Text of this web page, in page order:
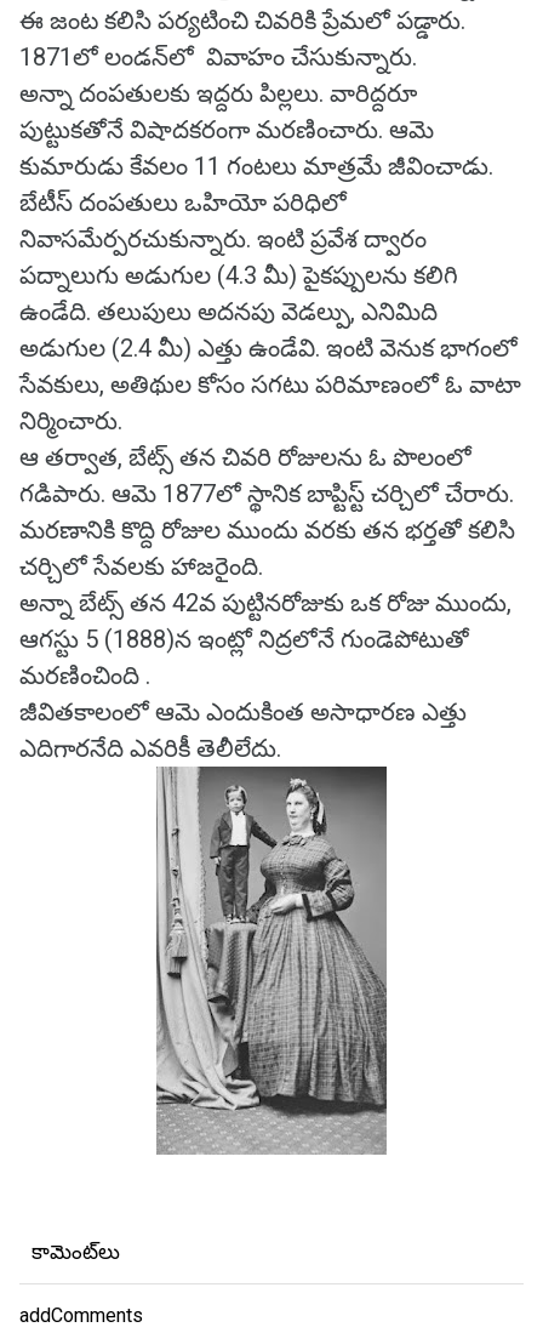
ఈ జంట కలిసి పర్యటించి చివరికి ప్రేమలో పడ్డారు.
1871లో లండన్‌లో వివాహం చేసుకున్నారు.
అన్నా దంపతులకు ఇద్దరు పిల్లలు. వారిద్దరూ
పుట్టుకతోనే విషాదకరంగా మరణించారు. ఆమె
కుమారుడు కేవలం 11 గంటలు మాత్రమే జీవించాడు.
బేటీస్ దంపతులు ఒహియో పరిధిలో
నివాసమేర్పరచుకున్నారు. ఇంటి ప్రవేశ ద్వారం
పద్నాలుగు అడుగుల (4.3 మీ) పైకప్పులను కలిగి
ఉండేది. తలుపులు అదనపు వెడల్పు, ఎనిమిది
అడుగుల (2.4 మీ) ఎత్తు ఉండేవి. ఇంటి వెనుక భాగంలో
సేవకులు, అతిథుల కోసం సగటు పరిమాణంలో ఓ వాటా
నిర్మించారు.
ఆ తర్వాత, బేట్స్ తన చివరి రోజులను ఓ పొలంలో
గడిపారు. ఆమె 1877లో స్థానిక బాప్టిస్ట్ చర్చిలో చేరారు.
మరణానికి కొద్ది రోజుల ముందు వరకు తన భర్తతో కలిసి
చర్చిలో సేవలకు హాజరైంది.
అన్నా బేట్స్ తన 42వ పుట్టినరోజుకు ఒక రోజు ముందు,
ఆగస్టు 5 (1888)న ఇంట్లో నిద్రలోనే గుండెపోటుతో
మరణించింది .
జీవితకాలంలో ఆమె ఎందుకింత అసాధారణ ఎత్తు
ఎదిగారనేది ఎవరికీ తెలీలేదు.
కామెంట్‌లు
addComments